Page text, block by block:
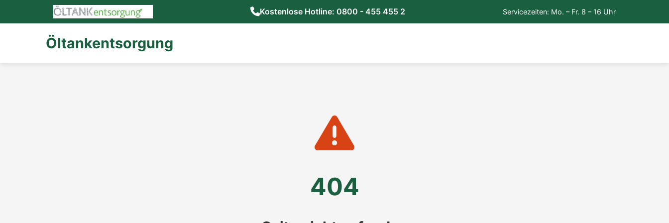
Kostenlose Hotline: 0800 - 455 455 2 Servicezeiten: Mo. – Fr. 8 – 16 Uhr
Öltankentsorgung
404